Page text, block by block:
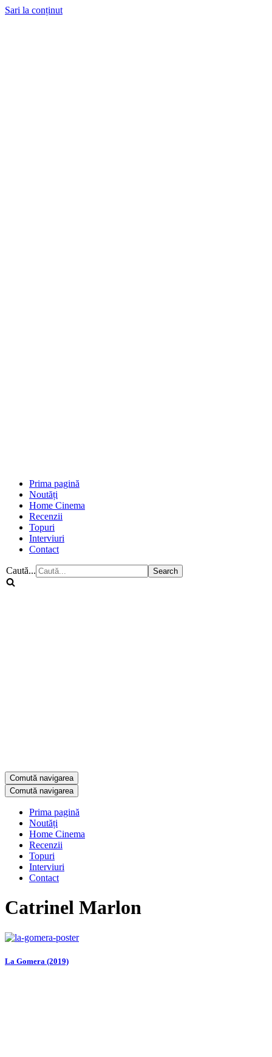
Sari la conținut
Prima pagină
Noutăți
Home Cinema
Recenzii
Topuri
Interviuri
Contact
Caută...
Comută navigarea
Comută navigarea
Prima pagină
Noutăți
Home Cinema
Recenzii
Topuri
Interviuri
Contact
Catrinel Marlon
La Gomera (2019)